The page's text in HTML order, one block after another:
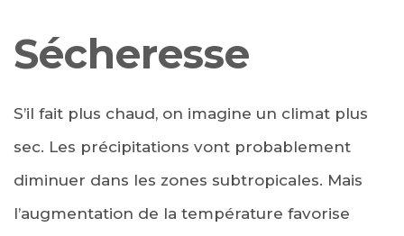
Sécheresse
S’il fait plus chaud, on imagine un climat plus
sec. Les précipitations vont probablement
diminuer dans les zones subtropicales. Mais
l’augmentation de la température favorise